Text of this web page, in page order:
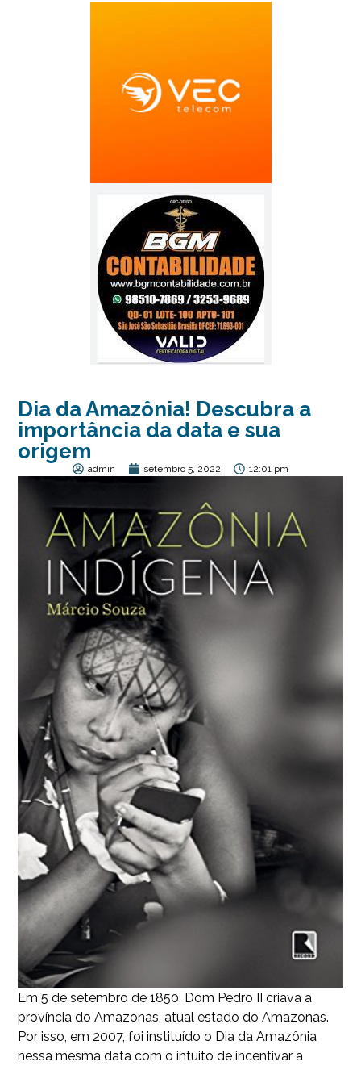
Dia da Amazônia! Descubra a
importância da data e sua
origem
admin setembro 5, 2022 12:01 pm
Em 5 de setembro de 1850, Dom Pedro II criava a
província do Amazonas, atual estado do Amazonas.
Por isso, em 2007, foi instituído o Dia da Amazônia
nessa mesma data com o intuito de incentivar a